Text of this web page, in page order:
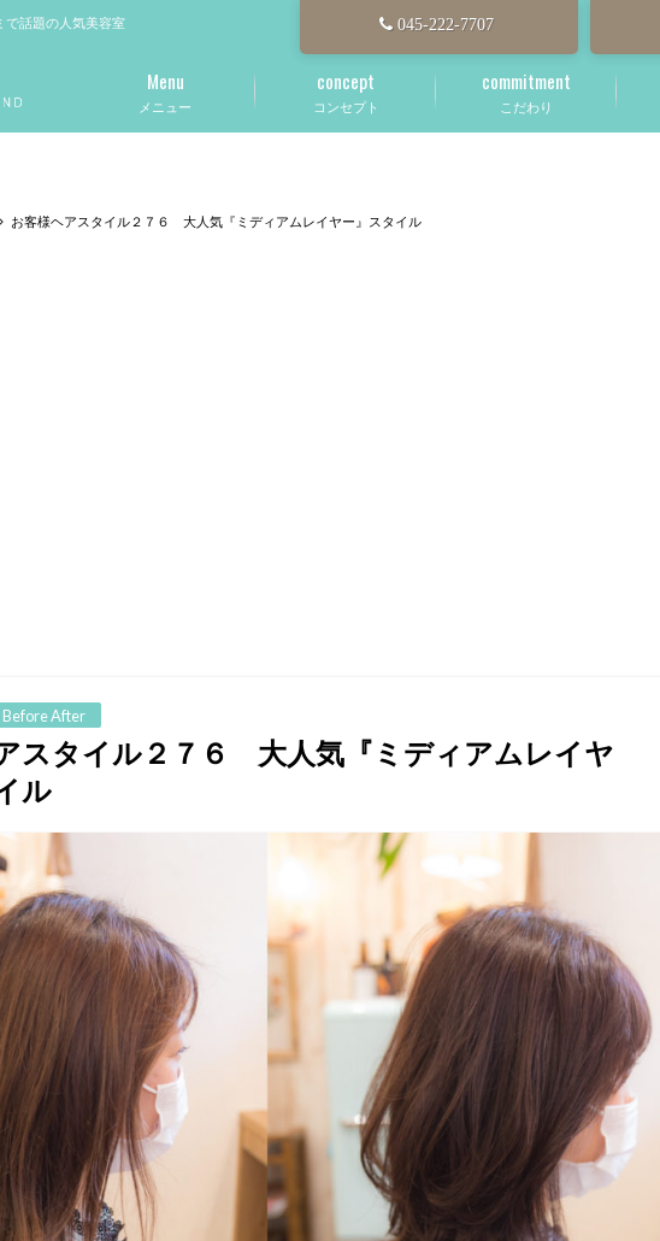
で話題の人気美容室 045-222-7707
メニュー
Menu
コンセプト
concept
こだわり
commitment
お客様ヘアスタイル２７６ 大人気『ミディアムレイヤー』スタイル
Before After
スタイル２７６ 大人気『ミディアムレイヤ
ル